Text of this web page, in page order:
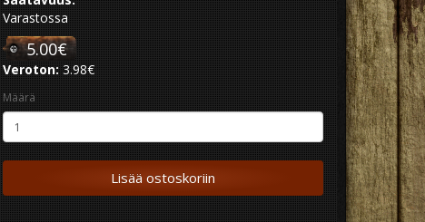
Varastossa
5.00€
Veroton:3.98€
Määrä
Lisää ostoskoriin